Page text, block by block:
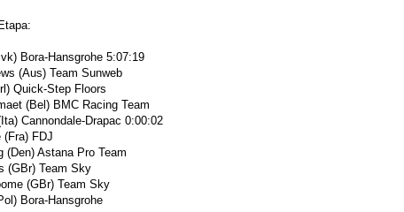
Bora-Hansgrohe 5:07:19
(Aus) Team Sunweb
Quick-Step Floors
(Bel) BMC Racing Team
Cannondale-Drapac 0:00:02
(Fra) FDJ
(Den) Astana Pro Team
(GBr) Team Sky
(GBr) Team Sky
Bora-Hansgrohe